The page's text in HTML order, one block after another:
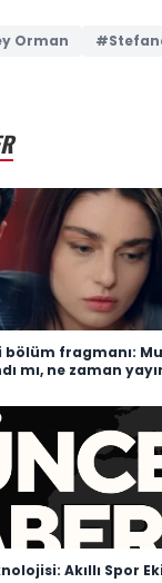
Orman
bölüm fragmanı:
mı, ne zaman
Akıllı Spor